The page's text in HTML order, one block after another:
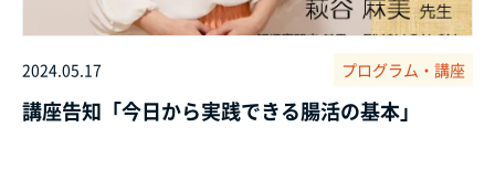
2024.05.17 プログラム・講座
講座告知「今日から実践できる腸活の基本」